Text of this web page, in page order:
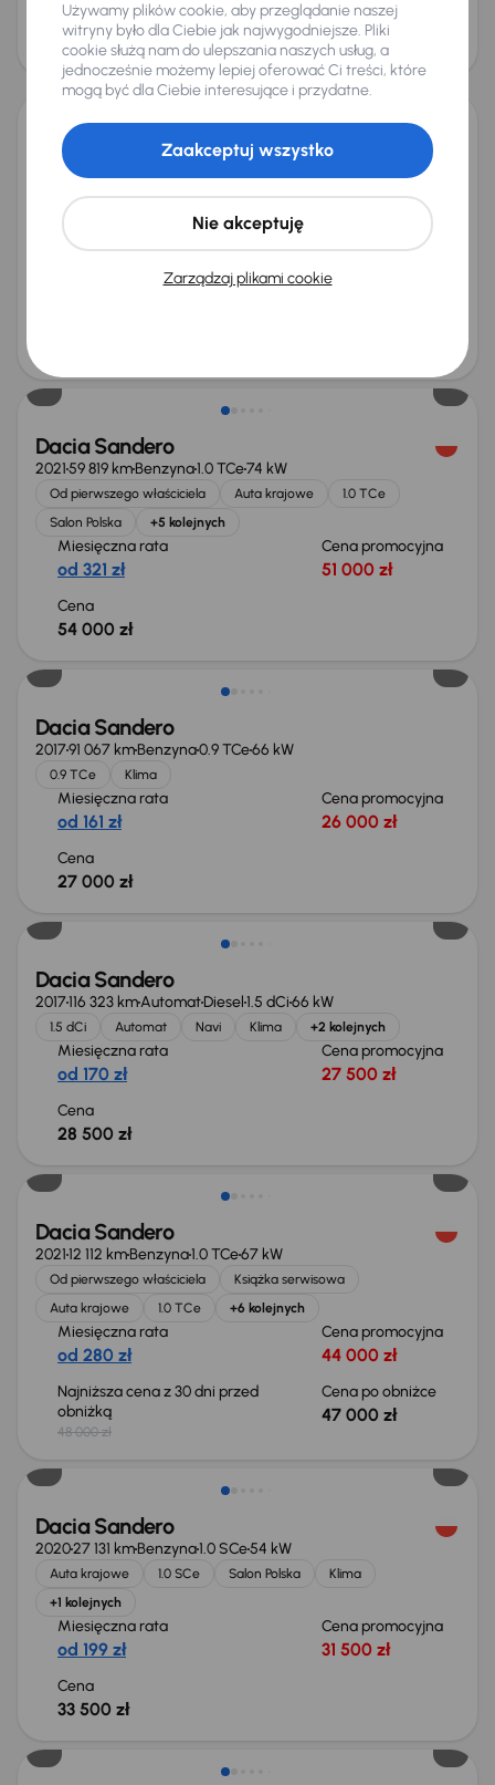
Cena
55 000 zł
Taniej o 1 000 zł
Dacia Sandero
120 531 kmBenzyna0.9 TCe66 kW
Auta krajowe 0.9 TCe Salon Polska
Klima
+1 kolejnych
Miesięczna rata Cena promocyjna
24 000 zł
Dacia Sandero
202159 819 kmBenzyna1.0 TCe74 kW
Od pierwszego właściciela Auta krajowe
1.0 TCe
Salon Polska
+5 kolejnych
Miesięczna rata
od 321 zł
Cena promocyjna
51 000 zł
Cena
54 000 zł
Dacia Sandero
201791 067 kmBenzyna0.9 TCe66 kW
0.9 TCe Klima
Miesięczna rata
od 161 zł
Cena promocyjna
26 000 zł
Cena
27 000 zł
Dacia Sandero
2017116 323 kmAutomatDiesel1.5 dCi66 kW
1.5 dCi Automat Navi Klima +2 kolejnych
Miesięczna rata
od 170 zł
Cena promocyjna
27 500 zł
Cena
28 500 zł
Taniej o 1 000 zł
Dacia Sandero
202112 112 kmBenzyna1.0 TCe67 kW
Od pierwszego właściciela
Książka serwisowa
Auta krajowe
1.0 TCe +6 kolejnych
Miesięczna rata
od 280 zł
Cena promocyjna
44 000 zł
Najniższa cena z 30 dni przed
obniżką
48 000 zł
Cena po obniżce
47 000 zł
Dacia Sandero
202027 131 kmBenzyna1.0 SCe54 kW
Auta krajowe 1.0 SCe Salon Polska
Klima
+1 kolejnych
Miesięczna rata
od 199 zł
Cena promocyjna
31 500 zł
Cena
33 500 zł
Możliwość odliczenia VAT
Używamy plików cookie, aby przeglądanie naszej
witryny było dla Ciebie jak najwygodniejsze. Pliki
cookie służą nam do ulepszania naszych usług, a
jednocześnie możemy lepiej oferować Ci treści, które
mogą być dla Ciebie interesujące i przydatne.
Zarządzaj plikami cookie
Nie akceptuję
Zaakceptuj wszystko